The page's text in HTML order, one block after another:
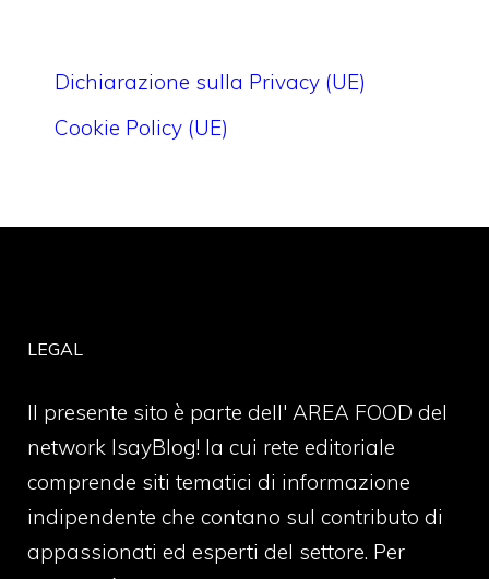
Dichiarazione sulla Privacy (UE)
Cookie Policy (UE)
LEGAL
Il presente sito è parte dell' AREA FOOD del
network IsayBlog! la cui rete editoriale
comprende siti tematici di informazione
indipendente che contano sul contributo di
appassionati ed esperti del settore. Per